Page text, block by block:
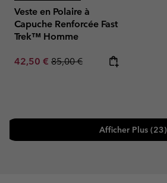
Veste en Polaire à
Capuche Renforcée Fast
Trek™ Homme
Sale price:
42,50 € Regular price:
85,00 €
Afficher Plus (23)